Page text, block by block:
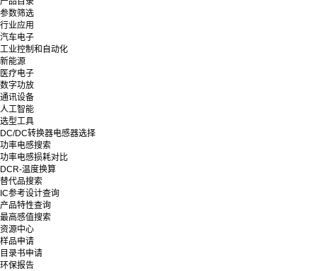
参数筛选
行业应用
汽车电子
工业控制和自动化
新能源
医疗电子
数字功放
通讯设备
人工智能
选型工具
DC/DC转换器电感器选择
功率电感搜索
功率电感损耗对比
DCR-温度换算
替代品搜索
IC参考设计查询
产品特性查询
最高感值搜索
资源中心
样品申请
目录书申请
环保报告